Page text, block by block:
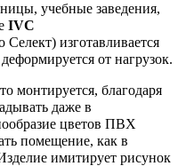
учебные заведения,
IVC
Селект) изготавливается
от нагрузок.
монтируется, благодаря
даже в
цветов ПВХ
помещение, как в
имитирует рисунок